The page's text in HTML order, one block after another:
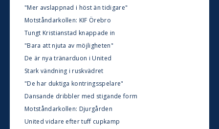
"Mer avslappnad i höst än tidigare"
Motståndarkollen: KIF Örebro
Tungt Kristianstad knappade in
"Bara att njuta av möjligheten"
De är nya tränarduon i United
Stark vändning i ruskvädret
"De har duktiga kontringsspelare"
Dansande dribbler med stigande form
Motståndarkollen: Djurgården
United vidare efter tuff cupkamp